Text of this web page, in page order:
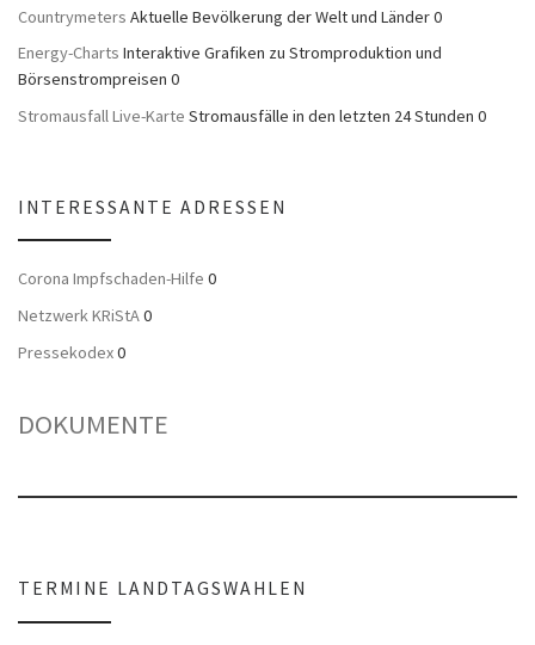
Countrymeters Aktuelle Bevölkerung der Welt und Länder 0
Energy-Charts Interaktive Grafiken zu Stromproduktion und
Börsenstrompreisen 0
Stromausfall Live-Karte Stromausfälle in den letzten 24 Stunden 0
INTERESSANTE ADRESSEN
Corona Impfschaden-Hilfe 0
Netzwerk KRiStA0
Pressekodex0
DOKUMENTE
TERMINE LANDTAGSWAHLEN